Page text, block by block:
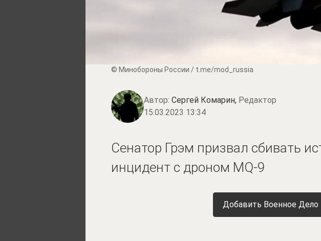
© Минобороны России / t.me/mod_russia
Автор: Сергей Комарин, Редактор
15.03.2023 13:34
Сенатор Грэм призвал сбивать
инцидент с дроном MQ-9
Добавить Военное Дело